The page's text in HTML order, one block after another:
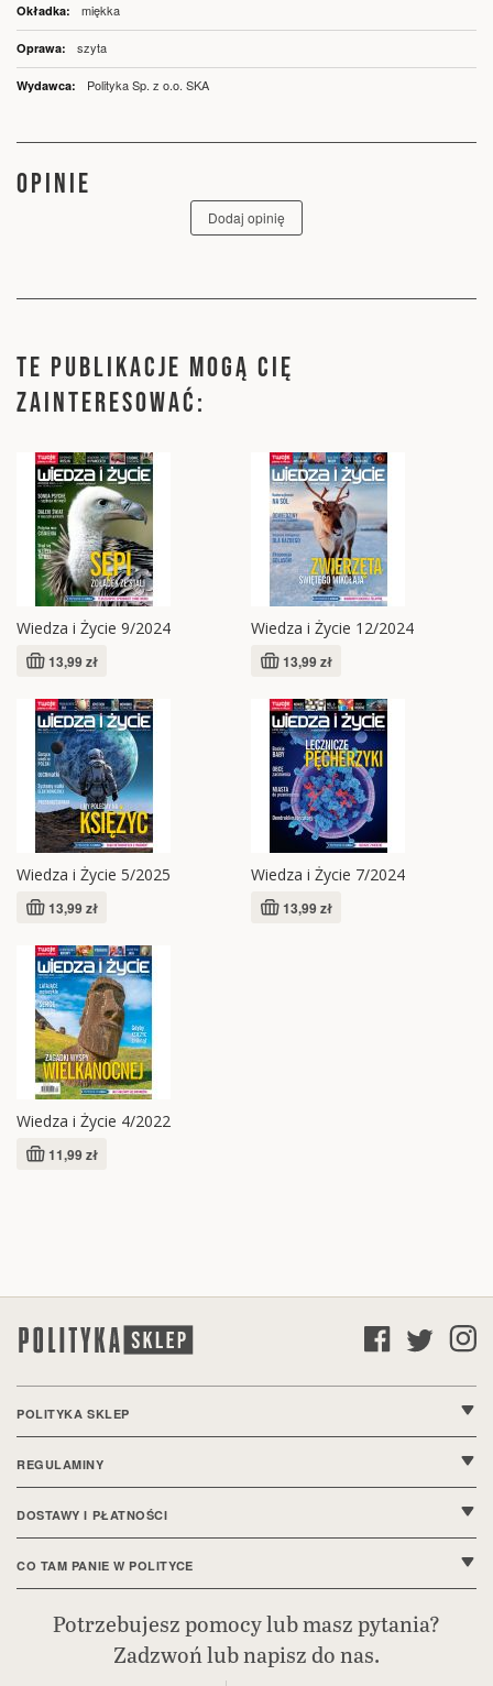
miękka
szyta
Polityka Sp. z o.o. SKA
OPINIE
Dodaj opinię
TE PUBLIKACJE MOGĄ CIĘ
ZAINTERESOWAĆ:
Wiedza i Życie 9/2024
13,99 zł
Wiedza i Życie 12/2024
13,99 zł
Wiedza i Życie 5/2025
13,99 zł
Wiedza i Życie 7/2024
13,99 zł
Wiedza i Życie 4/2022
11,99 zł
Potrzebujesz pomocy lub masz pytania?
Zadzwoń lub napisz do nas.
POLITYKA SKLEP
REGULAMINY
Regulamin sklepu
Polityka prywatności
Deklaracja dostępności
DOSTAWY I PŁATNOŚCI
Wysyłki i dostawy
Sposoby płatności
Reklamacje i zwroty
CO TAM PANIE W POLITYCE
Bieżące wydanie
Polityka.pl